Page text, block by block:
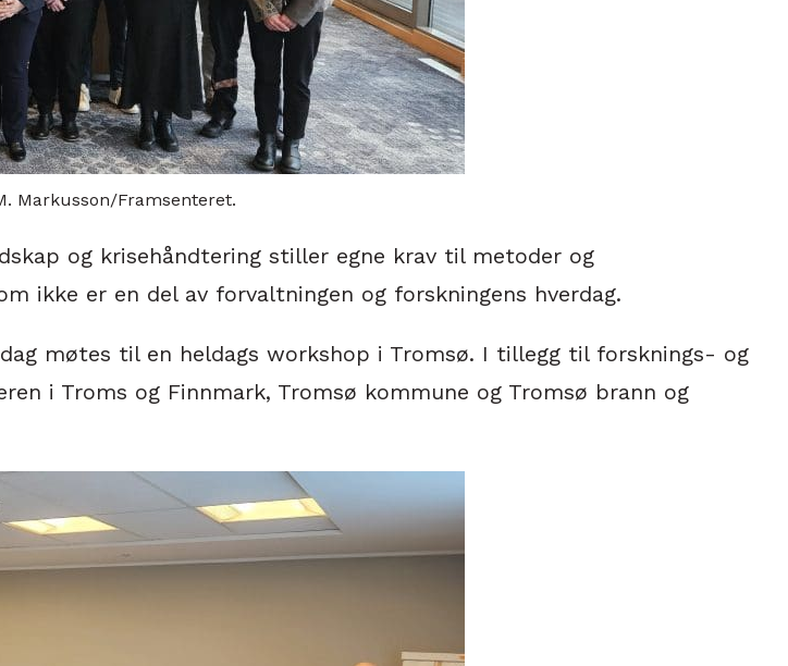
Markusson/Framsenteret.
og krisehåndtering stiller egne krav til metoder og
ikke er en del av forvaltningen og forskningens hverdag.
møtes til en heldags workshop i Tromsø. I tillegg til forsknings- og
i Troms og Finnmark, Tromsø kommune og Tromsø brann og